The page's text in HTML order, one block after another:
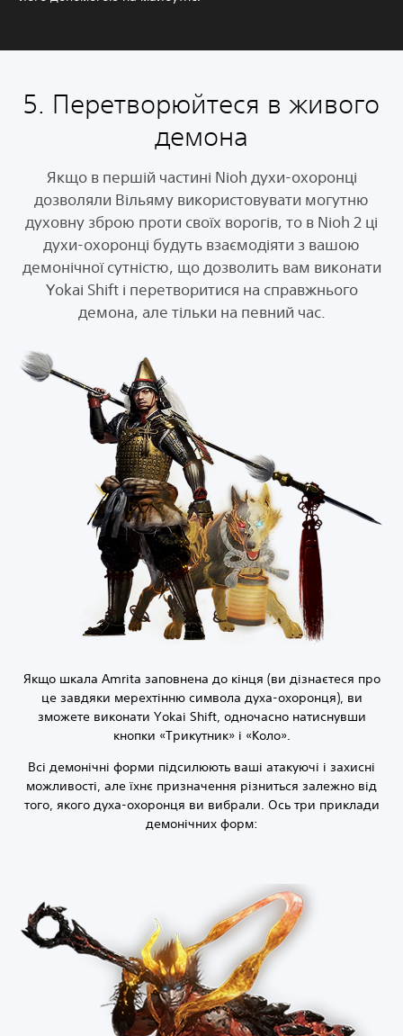
5. Перетворюйтеся в живого
демона
Якщо в першій частині Nioh духи-охоронці
дозволяли Вільяму використовувати могутню
духовну зброю проти своїх ворогів, то в Nioh 2 ці
духи-охоронці будуть взаємодіяти з вашою
демонічної сутністю, що дозволить вам виконати
Yokai Shift і перетворитися на справжнього
демона, але тільки на певний час.
Якщо шкала Amrita заповнена до кінця (ви дізнаєтеся про
це завдяки мерехтінню символа духа-охоронця), ви
зможете виконати Yokai Shift, одночасно натиснувши
кнопки «Трикутник» і «Коло».
Всі демонічні форми підсилюють ваші атакуючі і захисні
можливості, але їхнє призначення різниться залежно від
того, якого духа-охоронця ви вибрали. Ось три приклади
демонічних форм: